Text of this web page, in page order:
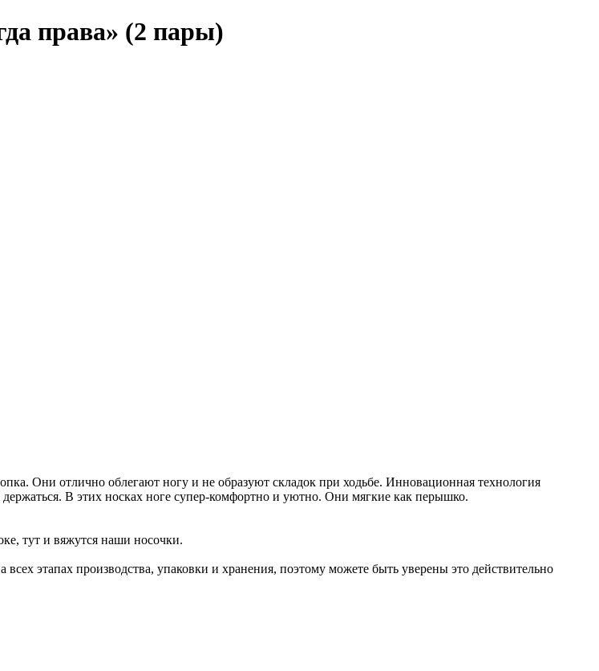
права» (2 пары)
Они отлично облегают ногу и не образуют складок при ходьбе. Инновационная технология
В этих носках ноге супер-комфортно и уютно. Они мягкие как перышко.
тут и вяжутся наши носочки.
этапах производства, упаковки и хранения, поэтому можете быть уверены это действительно